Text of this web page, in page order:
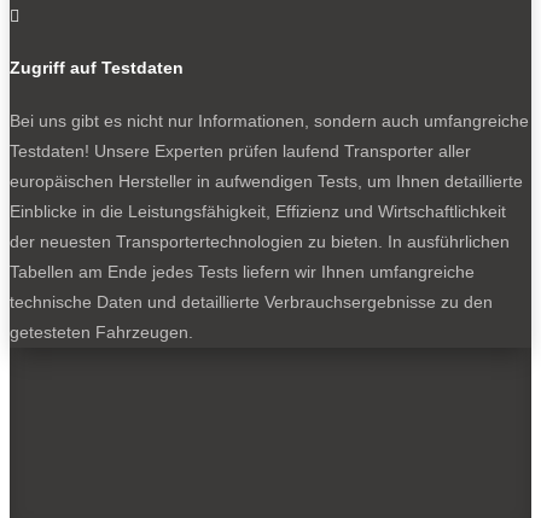

Zugriff auf Testdaten
Bei uns gibt es nicht nur Informationen, sondern auch umfangreiche
Testdaten! Unsere Experten prüfen laufend Transporter aller
europäischen Hersteller in aufwendigen Tests, um Ihnen detaillierte
Einblicke in die Leistungsfähigkeit, Effizienz und Wirtschaftlichkeit
der neuesten Transportertechnologien zu bieten. In ausführlichen
Tabellen am Ende jedes Tests liefern wir Ihnen umfangreiche
technische Daten und detaillierte Verbrauchsergebnisse zu den
getesteten Fahrzeugen.